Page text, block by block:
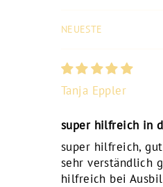
SORT BY
Tanja Eppler
super hilfreich in
super hilfreich,
sehr verständlich
hilfreich bei